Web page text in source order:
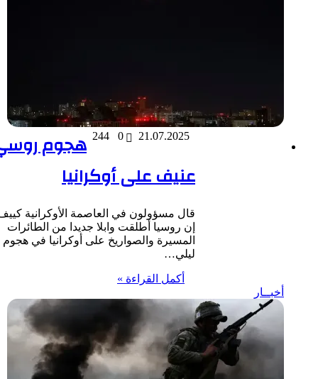
21.07.2025
0
244
هجوم روسي
عنيف على أوكرانيا
قال مسؤولون في العاصمة الأوكرانية كييف
إن روسيا أطلقت وابلا جديدا من الطائرات
المسيرة والصواريخ على أوكرانيا في هجوم
ليلي…
أكمل القراءة »
أخبــار